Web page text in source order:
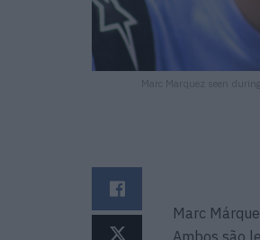
Marc Marquez seen
Marc
Ambos são